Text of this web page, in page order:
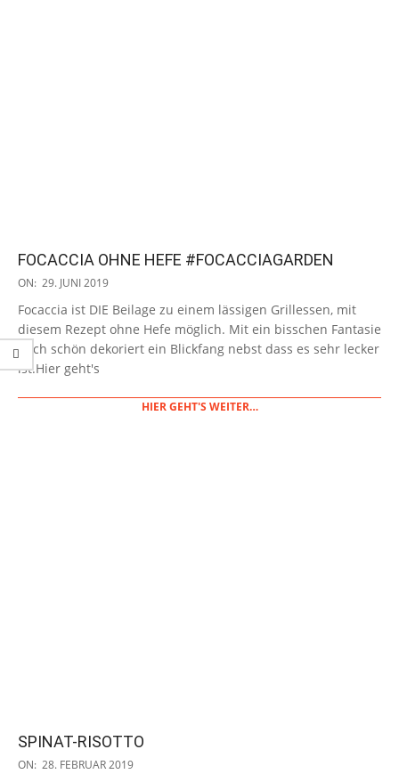
FOCACCIA OHNE HEFE #FOCACCIAGARDEN
2019-
29
ON: 29. JUNI 2019
Focaccia ist DIE Beilage zu einem lässigen Grillessen, mit
diesem Rezept ohne Hefe möglich. Mit ein bisschen Fantasie
noch schön dekoriert ein Blickfang nebst dass es sehr lecker
ist.Hier geht's
HIER GEHT'S WEITER…
SPINAT-RISOTTO
2019-
ON: 28. FEBRUAR 2019